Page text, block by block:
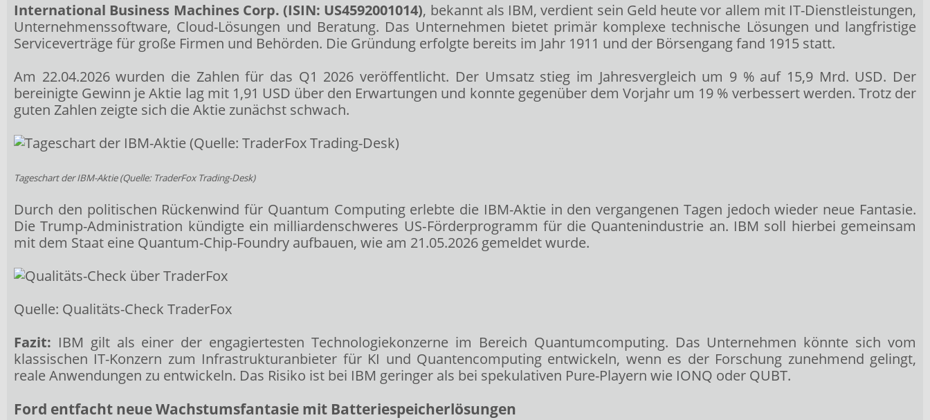
International Business Machines Corp. (ISIN: US4592001014), bekannt als IBM, verdient sein Geld heute vor allem mit IT-Dienstleistungen,
Unternehmenssoftware, Cloud-Lösungen und Beratung. Das Unternehmen bietet primär komplexe technische Lösungen und langfristige
Serviceverträge für große Firmen und Behörden. Die Gründung erfolgte bereits im Jahr 1911 und der Börsengang fand 1915 statt.
Am 22.04.2026 wurden die Zahlen für das Q1 2026 veröffentlicht. Der Umsatz stieg im Jahresvergleich um 9 % auf 15,9 Mrd. USD. Der
bereinigte Gewinn je Aktie lag mit 1,91 USD über den Erwartungen und konnte gegenüber dem Vorjahr um 19 % verbessert werden. Trotz der
guten Zahlen zeigte sich die Aktie zunächst schwach.
Tageschart der IBM-Aktie (Quelle: TraderFox Trading-Desk)
Durch den politischen Rückenwind für Quantum Computing erlebte die IBM-Aktie in den vergangenen Tagen jedoch wieder neue Fantasie.
Die Trump-Administration kündigte ein milliardenschweres US‑Förderprogramm für die Quantenindustrie an. IBM soll hierbei gemeinsam
mit dem Staat eine Quantum-Chip-Foundry aufbauen, wie am 21.05.2026 gemeldet wurde.
Quelle: Qualitäts-Check TraderFox
Fazit: IBM gilt als einer der engagiertesten Technologiekonzerne im Bereich Quantumcomputing. Das Unternehmen könnte sich vom
klassischen IT-Konzern zum Infrastrukturanbieter für KI und Quantencomputing entwickeln, wenn es der Forschung zunehmend gelingt,
reale Anwendungen zu entwickeln. Das Risiko ist bei IBM geringer als bei spekulativen Pure-Playern wie IONQ oder QUBT.
Ford entfacht neue Wachstumsfantasie mit Batteriespeicherlösungen